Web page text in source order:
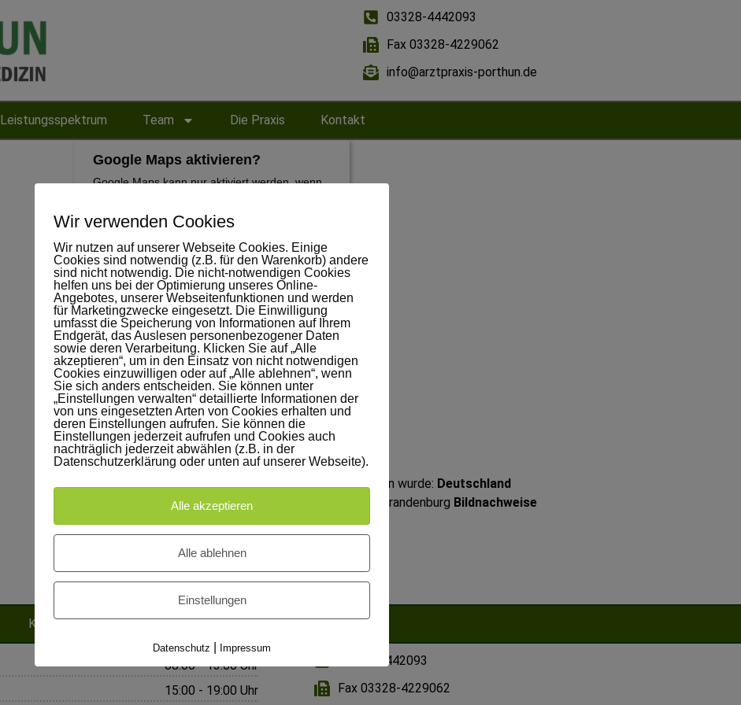
03328-4442093
Fax 03328-4229062
info@arztpraxis-porthun.de
Leistungsspektrum Team Die Praxis Kontakt
Google Maps aktivieren?
Google Maps kann nur aktiviert werden, wenn
Google Maps aktivieren
Wenn Google Maps aktiviert wurde, werden
personenbezogene Daten an Google gesendet und
verarbeitet. Mehr dazu in der Datenschutzerklärung von
Google:hier
Impressum
Angaben nach § 6 TDG:
Zust. Aufsichtsbehörden:
Ärztekammer Brandenburg
Kassenärztliche Vereinigung Brandenburg
Gesetzliche Berufsbezeichnung:Arzt
Staat in dem die Berufsbezeichnung erworben wurde: Deutschland
Es gilt die Berufsordnung der Ärztekammer Brandenburg Bildnachweise
alexraths / 123RF Lizenzfreie Bilder
limonzest / 123RF Lizenzfreie Bilder
Kontakt Impressum Datenschutz
08:00 - 13:00 Uhr
15:00 - 19:00 Uhr
03328-4442093
Fax 03328-4229062
Wir verwenden Cookies
Wir nutzen auf unserer Webseite Cookies. Einige
Cookies sind notwendig (z.B. für den Warenkorb) andere
sind nicht notwendig. Die nicht-notwendigen Cookies
helfen uns bei der Optimierung unseres Online-
Angebotes, unserer Webseitenfunktionen und werden
für Marketingzwecke eingesetzt. Die Einwilligung
umfasst die Speicherung von Informationen auf Ihrem
Endgerät, das Auslesen personenbezogener Daten
sowie deren Verarbeitung. Klicken Sie auf „Alle
akzeptieren“, um in den Einsatz von nicht notwendigen
Cookies einzuwilligen oder auf „Alle ablehnen“, wenn
Sie sich anders entscheiden. Sie können unter
„Einstellungen verwalten“ detaillierte Informationen der
von uns eingesetzten Arten von Cookies erhalten und
deren Einstellungen aufrufen. Sie können die
Einstellungen jederzeit aufrufen und Cookies auch
nachträglich jederzeit abwählen (z.B. in der
Datenschutzerklärung oder unten auf unserer Webseite).
Alle akzeptieren
Alle ablehnen
Einstellungen
Datenschutz Impressum